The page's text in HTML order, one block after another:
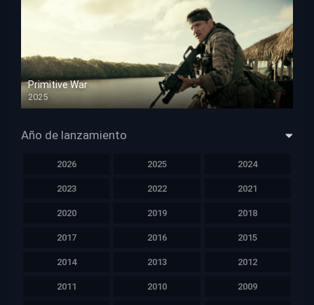
Primitive War
2025
HD 1080p
Año de lanzamiento
2026 2025 2024
2023 2022 2021
2020 2019 2018
2017 2016 2015
2014 2013 2012
2011 2010 2009